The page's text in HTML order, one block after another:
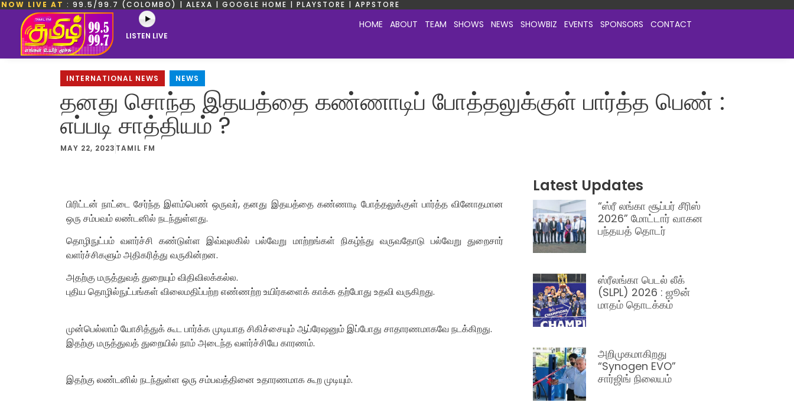
NOW LIVE AT : 99.5/99.7 (COLOMBO) | ALEXA | GOOGLE HOME | PLAYSTORE | APPSTORE
LISTEN LIVE
HOME ABOUT TEAM SHOWS NEWS SHOWBIZ EVENTS SPONSORS CONTACT
INTERNATIONAL NEWS NEWS
தனது சொந்த இதயத்தை கண்ணாடிப் போத்தலுக்குள் பார்த்த பெண் :
எப்படி சாத்தியம் ?
MAY 22, 2023 TAMIL FM
பிரிட்டன் நாட்டை சேர்ந்த இளம்பெண் ஒருவர், தனது இதயத்தை கண்ணாடி போத்தலுக்குள் பார்த்த வினோதமான
ஒரு சம்பவம் லண்டனில் நடந்துள்ளது.
தொழிநுட்பம் வளர்ச்சி கண்டுள்ள இவ்வுலகில் பல்வேறு மாற்றங்கள் நிகழ்ந்து வருவதோடு பல்வேறு துறைசார்
வளர்ச்சிகளும் அதிகரித்து வருகின்றன.
அதற்கு மருத்துவத் துறையும் விதிவிலக்கல்ல.
புதிய தொழில்நுட்பங்கள் விலைமதிப்பற்ற எண்ணற்ற உயிர்களைக் காக்க தற்போது உதவி வருகிறது.
முன்பெல்லாம் யோசித்துக் கூட பார்க்க முடியாத சிகிச்சையும் ஆப்ரேஷனும் இப்போது சாதாரணமாகவே நடக்கிறது.
இதற்கு மருத்துவத் துறையில் நாம் அடைந்த வளர்ச்சியே காரணம்.
இதற்கு லண்டனில் நடந்துள்ள ஒரு சம்பவத்தினை உதாரணமாக கூற முடியும்.
Latest Updates
“ஸ்ரீ லங்கா சூப்பர் சீரிஸ்
2026” மோட்டார் வாகன
பந்தயத் தொடர்
ஸ்ரீலங்கா பெடல் லீக்
(SLPL) 2026 : ஜூன்
மாதம் தொடக்கம்
அறிமுகமாகிறது
“Synogen EVO”
சார்ஜிங் நிலையம்